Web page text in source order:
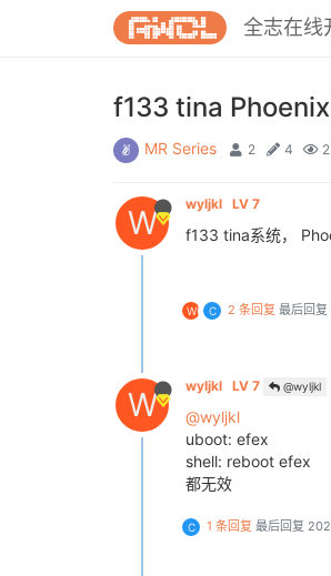
全志在线
f133 tina
MR Series 2 4
W wyljkl LV 7
f133 tina系统，
W C 2 条回复 最后回复
W wyljkl LV 7 @wyljkl
@wyljkl
uboot: efex
shell: reboot efex
都无效
C 1 条回复 最后回复